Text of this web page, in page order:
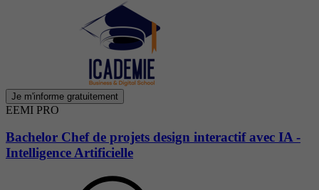
Je m'informe gratuitement
EEMI PRO
Bachelor Chef de projets design interactif avec IA -
Intelligence Artificielle